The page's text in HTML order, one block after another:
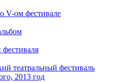
ом фестивале
театральный фестиваль
2013 год